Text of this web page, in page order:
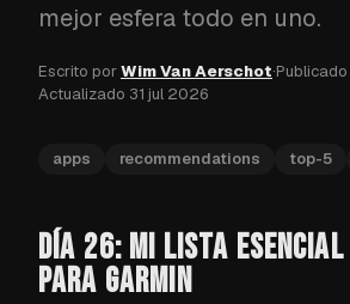
mejor esfera todo en uno.
Escrito porWim Van Aerschot·Publicado
Actualizado 31 jul 2026
apps recommendations top-5
DÍA 26: MI LISTA ESENCIAL
PARA GARMIN